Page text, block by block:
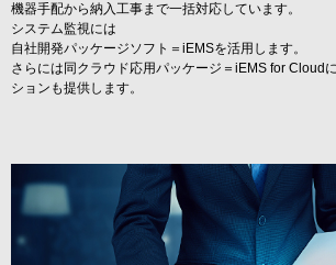
機器手配から納入工事まで一括対応しています。
システム監視には
自社開発パッケージソフト＝iEMSを活用します。
さらには同クラウド応用パッケージ＝iEMS for Cloud
ションも提供します。